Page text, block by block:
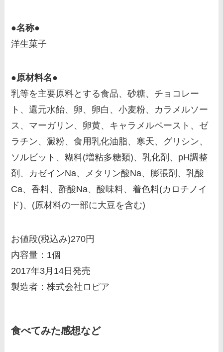
●名称●
洋生菓子
●原材料名●
乳等を主要原料とする食品、砂糖、チョコレー
ト、還元水飴、卵、卵白、小麦粉、カラメルソー
ス、マーガリン、卵黄、キャラメルペースト、ゼ
ラチン、澱粉、食用乳化油脂、寒天、グリシン、
ソルビット、糊料(増粘多糖類)、乳化剤、pH調整
剤、カゼインNa、メタリン酸Na、膨張剤、乳酸
Ca、香料、酢酸Na、酸味料、着色料(カロチノイ
ド)、(原材料の一部に大豆を含む)
お値段(税込み)270円
内容量：1個
2017年3月14日発売
製造者：株式会社ロピア
食べてみた感想など